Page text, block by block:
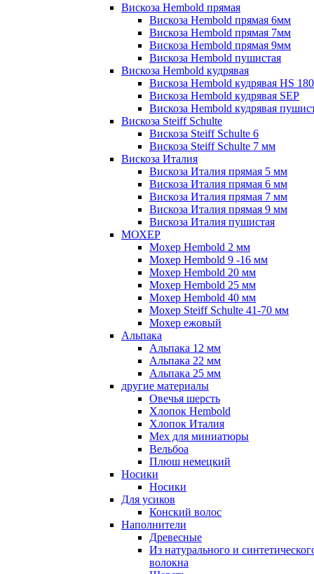
Вискоза Hembold прямая
Вискоза Hembold прямая 6мм
Вискоза Hembold прямая 7мм
Вискоза Hembold прямая 9мм
Вискоза Hembold пушистая
Вискоза Hembold кудрявая
Вискоза Hembold кудрявая HS 180
Вискоза Hembold кудрявая SEP
Вискоза Hembold кудрявая
Вискоза Steiff Schulte
Вискоза Steiff Schulte 6
Вискоза Steiff Schulte 7 мм
Вискоза Италия
Вискоза Италия прямая 5 мм
Вискоза Италия прямая 6 мм
Вискоза Италия прямая 7 мм
Вискоза Италия прямая 9 мм
Вискоза Италия пушистая
МОХЕР
Мохер Hembold 2 мм
Мохер Hembold 9 -16 мм
Мохер Hembold 20 мм
Мохер Hembold 25 мм
Мохер Hembold 40 мм
Мохер Steiff Schulte 41-70 мм
Мохер ежовый
Альпака
Альпака 12 мм
Альпака 22 мм
Альпака 25 мм
другие материалы
Овечья шерсть
Хлопок Hembold
Хлопок Италия
Мех для миниатюры
Вельбоа
Плюш немецкий
Носики
Носики
Для усиков
Конский волос
Наполнители
Древесные
Из натурального и
волокна